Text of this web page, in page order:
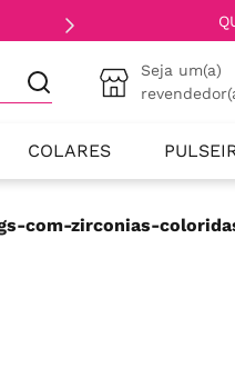
Brasil
Seja um(a)
COLARES
com-zirconias-